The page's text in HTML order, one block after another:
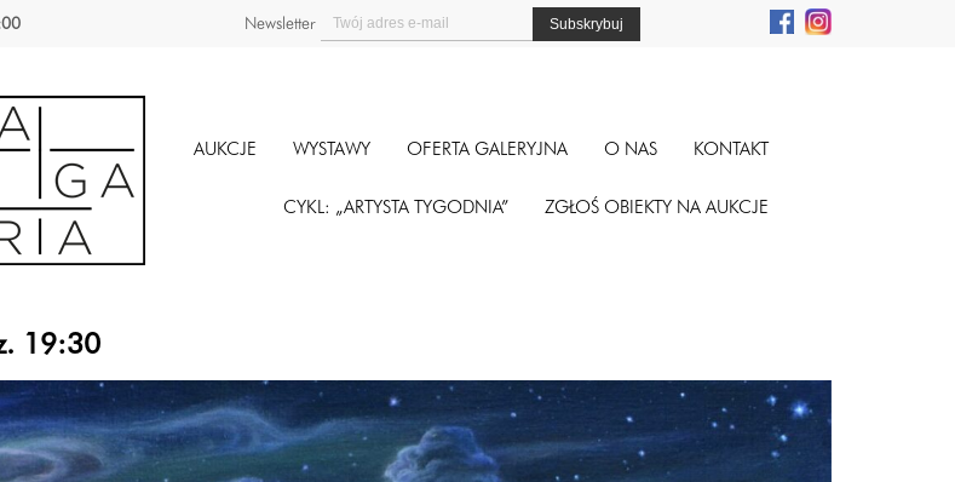
Newsletter
AUKCJE WYSTAWY OFERTA GALERYJNA O NAS KONTAKT
CYKL: „ARTYSTA TYGODNIA” ZGŁOŚ OBIEKTY NA AUKCJE
19:30